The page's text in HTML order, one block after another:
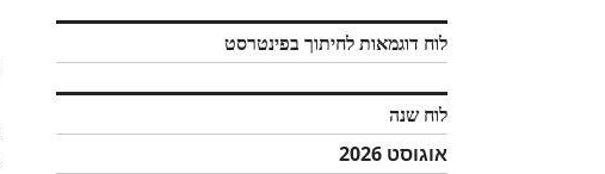
לוח דוגמאות לחיתוך בפינטרסט
לוח שנה
אוגוסט 2026